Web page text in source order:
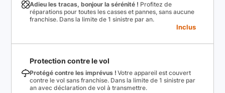
Adieu les tracas, bonjour la sérénité ! Profitez de
réparations pour toutes les casses et pannes, sans aucune
franchise. Dans la limite de 1 sinistre par an.
Inclus
Protection contre le vol
Protégé contre les imprévus ! Votre appareil est couvert
contre le vol sans franchise. Dans la limite de 1 sinistre par
an avec déclaration de vol à transmettre.